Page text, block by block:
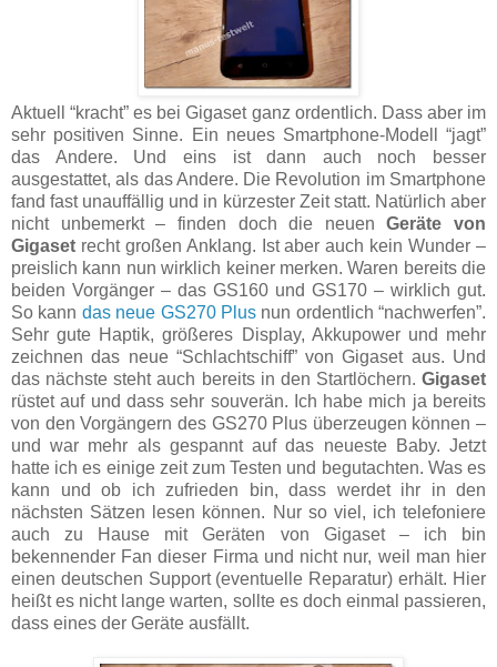
Aktuell “kracht” es bei Gigaset ganz ordentlich. Dass aber im
sehr positiven Sinne. Ein neues Smartphone-Modell “jagt”
das Andere. Und eins ist dann auch noch besser
ausgestattet, als das Andere. Die Revolution im Smartphone
fand fast unauffällig und in kürzester Zeit statt. Natürlich aber
nicht unbemerkt – finden doch die neuenGeräte von
Gigaset recht großen Anklang. Ist aber auch kein Wunder –
preislich kann nun wirklich keiner merken. Waren bereits die
beiden Vorgänger – das GS160 und GS170 – wirklich gut.
So kann das neue GS270 Plusnun ordentlich “nachwerfen”.
Sehr gute Haptik, größeres Display, Akkupower und mehr
zeichnen das neue “Schlachtschiff” von Gigaset aus. Und
das nächste steht auch bereits in den Startlöchern. Gigaset
rüstet auf und dass sehr souverän. Ich habe mich ja bereits
von den Vorgängern des GS270 Plus überzeugen können –
und war mehr als gespannt auf das neueste Baby. Jetzt
hatte ich es einige zeit zum Testen und begutachten. Was es
kann und ob ich zufrieden bin, dass werdet ihr in den
nächsten Sätzen lesen können. Nur so viel, ich telefoniere
auch zu Hause mit Geräten von Gigaset – ich bin
bekennender Fan dieser Firma und nicht nur, weil man hier
einen deutschen Support (eventuelle Reparatur) erhält. Hier
heißt es nicht lange warten, sollte es doch einmal passieren,
dass eines der Geräte ausfällt.